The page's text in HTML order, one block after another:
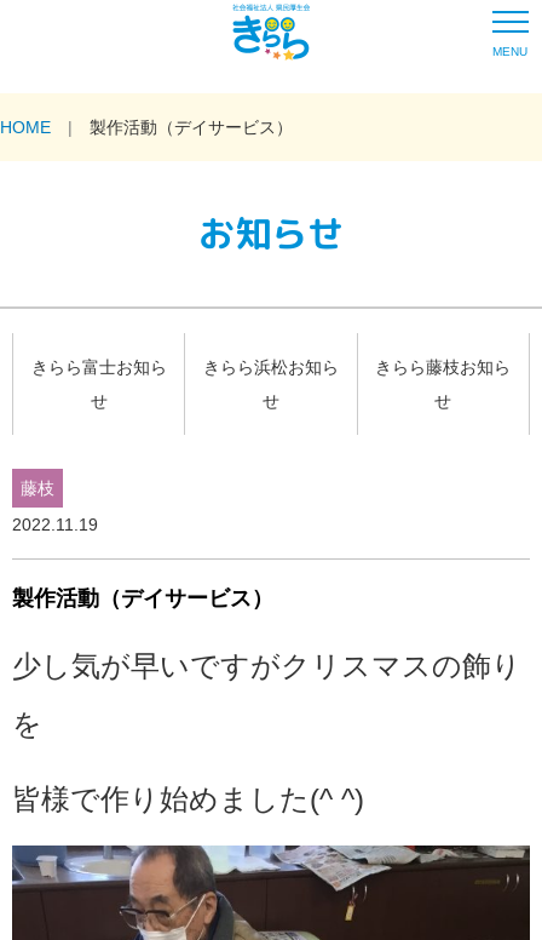
MENU
HOME 製作活動（デイサービス）
お知らせ
きらら富士お知ら
せ
きらら浜松お知ら
せ
きらら藤枝お知ら
せ
藤枝
2022.11.19
製作活動（デイサービス）
少し気が早いですがクリスマスの飾り
を
皆様で作り始めました(^ ^)